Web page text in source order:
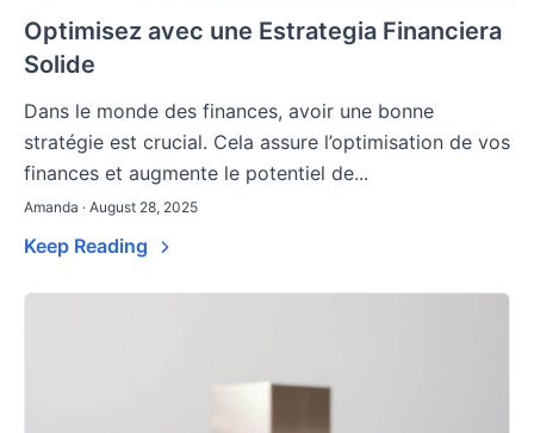
Optimisez avec une Estrategia Financiera
Solide
Dans le monde des finances, avoir une bonne
stratégie est crucial. Cela assure l’optimisation de vos
finances et augmente le potentiel de...
Amanda · August 28, 2025
Keep Reading